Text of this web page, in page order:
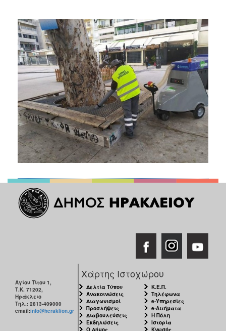
Αγίου Τίτου 1,
Τ.Κ. 71202,
Ηράκλειο
Τηλ.: 2813-409000
email:info@heraklion.gr
Χάρτης Ιστοχώρου
Δελτία Τύπου
Ανακοινώσεις
Διαγωνισμοί
Προσλήψεις
Διαβουλεύσεις
Εκδηλώσεις
Ο Δήμος
Κ.Ε.Π.
Τηλέφωνα
e-Υπηρεσίες
e-Αιτήματα
Η Πόλη
Ιστορία
Κνωσός